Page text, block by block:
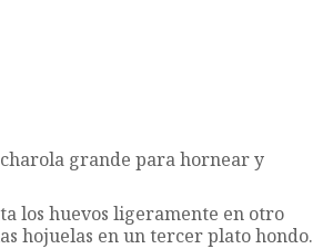
grande para hornear y
los huevos ligeramente en otro
hojuelas en un tercer plato hondo.